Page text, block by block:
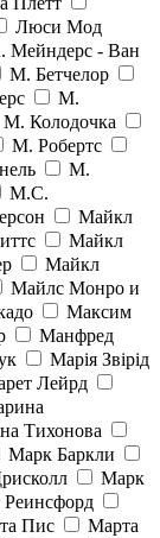
Люси Мод
- Ван
М. Бетчелор
М.
М. Колодочка
М. Робертс
М.
М.С.
Майкл
Майкл
Майкл
Майлс Монро и
Максим
Манфред
Марія Звірід
Лейрд
Тихонова
Марк Баркли
Марк
Пис
Марта